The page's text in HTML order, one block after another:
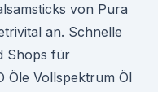
von Pura
an. Schnelle
Shops für
Öle Vollspektrum Öl